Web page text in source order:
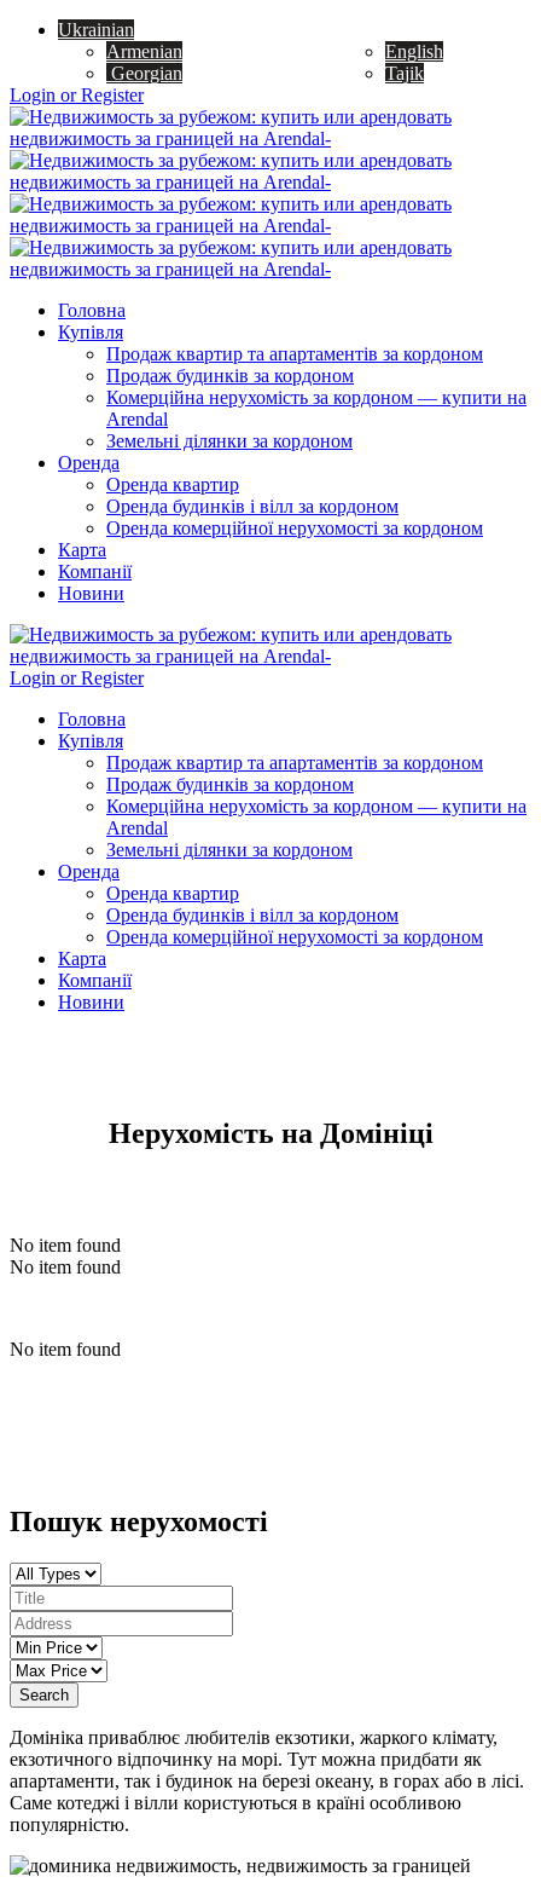
Ukrainian
Armenian
English
Georgian
Tajik
Login or Register
Головна
Купівля
Продаж квартир та апартаментів за кордоном
Продаж будинків за кордоном
Комерційна нерухомість за кордоном — купити на
Arendal
Земельні ділянки за кордоном
Оренда
Оренда квартир
Оренда будинків і вілл за кордоном
Оренда комерційної нерухомості за кордоном
Карта
Компанії
Новини
Login or Register
Головна
Купівля
Продаж квартир та апартаментів за кордоном
Продаж будинків за кордоном
Комерційна нерухомість за кордоном — купити на
Arendal
Земельні ділянки за кордоном
Оренда
Оренда квартир
Оренда будинків і вілл за кордоном
Оренда комерційної нерухомості за кордоном
Карта
Компанії
Новини
Нерухомість на Домініці
No item found
No item found
No item found
Пошук нерухомості
Search
Домініка приваблює любителів екзотики, жаркого клімату,
екзотичного відпочинку на морі. Тут можна придбати як
апартаменти, так і будинок на березі океану, в горах або в лісі.
Саме котеджі і вілли користуються в країні особливою
популярністю.